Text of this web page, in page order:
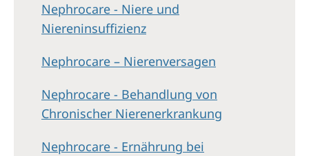
Nephrocare - Niere und
Niereninsuffizienz
Nephrocare – Nierenversagen
Nephrocare - Behandlung von
Chronischer Nierenerkrankung
Nephrocare - Ernährung bei